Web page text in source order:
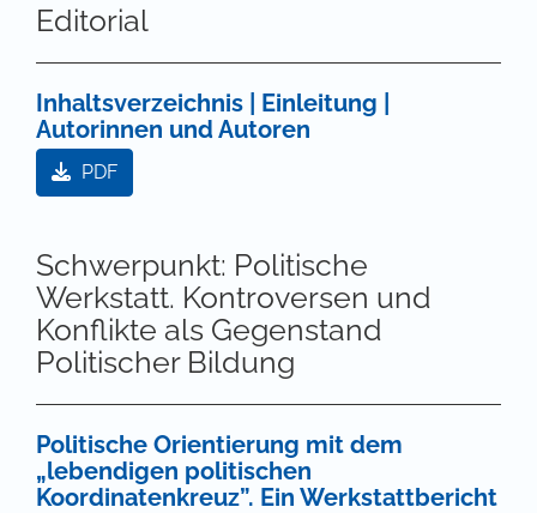
Editorial
Inhaltsverzeichnis | Einleitung |
Autorinnen und Autoren
PDF
Schwerpunkt: Politische
Werkstatt. Kontroversen und
Konflikte als Gegenstand
Politischer Bildung
Politische Orientierung mit dem
„lebendigen politischen
Koordinatenkreuz”. Ein Werkstattbericht